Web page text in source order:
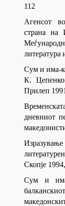
112
Агенсот
страна на
литература
Сум и има-
К.
Прилеп
дневниот
Скопје
Сум и има-